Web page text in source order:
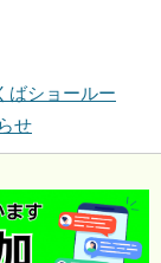
ばショールー
せ